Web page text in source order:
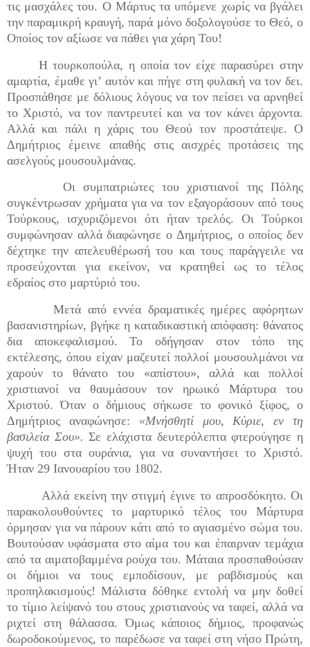
τις μασχάλες του. Ο Μάρτυς τα υπόμενε χωρίς να βγάλει
την παραμικρή κραυγή, παρά μόνο δοξολογούσε το Θεό, ο
Οποίος τον αξίωσε να πάθει για χάρη Του!
Η τουρκοπούλα, η οποία τον είχε παρασύρει στην
αμαρτία, έμαθε γι’ αυτόν και πήγε στη φυλακή να τον δει.
Προσπάθησε με δόλιους λόγους να τον πείσει να αρνηθεί
το Χριστό, να τον παντρευτεί και να τον κάνει άρχοντα.
Αλλά και πάλι η χάρις του Θεού τον προστάτεψε. Ο
Δημήτριος έμεινε απαθής στις αισχρές προτάσεις της
ασελγούς μουσουλμάνας.
Οι συμπατριώτες του χριστιανοί της Πόλης
συγκέντρωσαν χρήματα για να τον εξαγοράσουν από τους
Τούρκους, ισχυριζόμενοι ότι ήταν τρελός. Οι Τούρκοι
συμφώνησαν αλλά διαφώνησε ο Δημήτριος, ο οποίος δεν
δέχτηκε την απελευθέρωσή του και τους παράγγειλε να
προσεύχονται για εκείνον, να κρατηθεί ως το τέλος
εδραίος στο μαρτύριό του.
Μετά από εννέα δραματικές ημέρες αφόρητων
βασανιστηρίων, βγήκε η καταδικαστική απόφαση: θάνατος
δια αποκεφαλισμού. Το οδήγησαν στον τόπο της
εκτέλεσης, όπου είχαν μαζευτεί πολλοί μουσουλμάνοι να
χαρούν το θάνατο του «απίστου», αλλά και πολλοί
χριστιανοί να θαυμάσουν τον ηρωικό Μάρτυρα του
Χριστού. Όταν ο δήμιους σήκωσε το φονικό ξίφος, ο
Δημήτριος αναφώνησε: «Μνήσθητί μου, Κύριε, εν τη
βασιλεία Σου».Σε ελάχιστα δευτερόλεπτα φτερούγησε η
ψυχή του στα ουράνια, για να συναντήσει το Χριστό.
Ήταν 29 Ιανουαρίου του 1802.
Αλλά εκείνη την στιγμή έγινε το απροσδόκητο. Οι
παρακολουθούντες το μαρτυρικό τέλος του Μάρτυρα
όρμησαν για να πάρουν κάτι από το αγιασμένο σώμα του.
Βουτούσαν υφάσματα στο αίμα του και έπαιρναν τεμάχια
από τα αιματοβαμμένα ρούχα του. Μάταια προσπαθούσαν
οι δήμιοι να τους εμποδίσουν, με ραβδισμούς και
προπηλακισμούς! Μάλιστα δόθηκε εντολή να μην δοθεί
το τίμιο λείψανό του στους χριστιανούς να ταφεί, αλλά να
ριχτεί στη θάλασσα. Όμως κάποιος δήμιος, προφανώς
δωροδοκούμενος, το παρέδωσε να ταφεί στη νήσο Πρώτη,